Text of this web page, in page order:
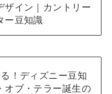
ザイン｜カントリー
ー豆知識
る！ディズニー豆知
オブ・テラー誕生の